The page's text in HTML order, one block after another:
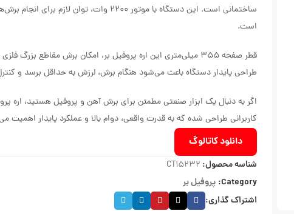
ساختمانی است. این دستگاه با موتور ۲۲۰۰
است.
قطر صفحه ۳۵۵ میلی‌متری این اره پروفیل بر، امکان برش مقاطع
طراحی پایدار دستگاه باعث می‌شود هنگام برش، لرزش به حداقل برسد و
کاربرانی طراحی شده که به قدرت واقعی، دوام بالا و عملکرد پایدار اهمیت
دانلود کاتالوگ
شناسه محصول: CT15232
Category: پروفیل بر
اشتراک گذاری: